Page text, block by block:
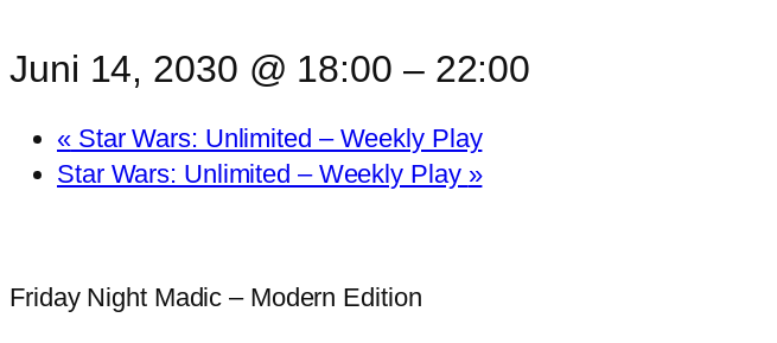
Juni 14, 2030 @ 18:00 – 22:00
«Star Wars: Unlimited – Weekly Play
Star Wars: Unlimited – Weekly Play »
Friday Night Madic – Modern Edition